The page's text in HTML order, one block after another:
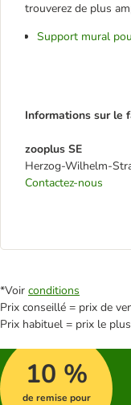
trouverez de plus
Support mural
Informations sur le
zooplus SE
Herzog-Wilhelm-
Contactez-nous
*Voir conditions
Prix conseillé = prix de
Prix habituel = prix le
10 %
de remise pour